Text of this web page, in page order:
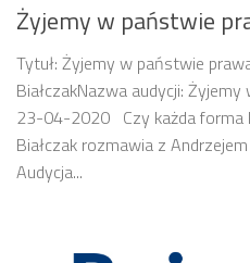
Żyjemy w państwie
Tytuł: Żyjemy w państwie
BiałczakNazwa audycji:
23-04-2020 Czy każda forma
Białczak rozmawia z
Audycja...